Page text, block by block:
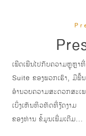
ເພີດເພີນໄປກັບຄວາມຫຼູ
Suite ຂອງພວກເຮົາ, ມີພື້
ອໍານວຍຄວາມສະດວກສະ
ເບິ່ງເຫັນທິວທັດທີ່ງົດງາມ
ຂອງທ່ານ ຂໍ້ມູນເພີ່ມເຕີມ...